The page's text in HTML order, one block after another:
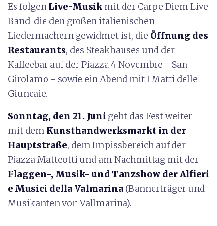
Es folgen Live-Musik mit der Carpe Diem Live
Band, die den großen italienischen
Liedermachern gewidmet ist, die Öffnung des
Restaurants, des Steakhauses und der
Kaffeebar auf der Piazza 4 Novembre - San
Girolamo - sowie ein Abend mit I Matti delle
Giuncaie.
Sonntag, den 21. Juni geht das Fest weiter
mit dem Kunsthandwerksmarkt in der
Hauptstraße, dem Impissbereich auf der
Piazza Matteotti und am Nachmittag mit der
Flaggen-, Musik- und Tanzshow der Alfieri
e Musici della Valmarina (Bannerträger und
Musikanten von Vallmarina).